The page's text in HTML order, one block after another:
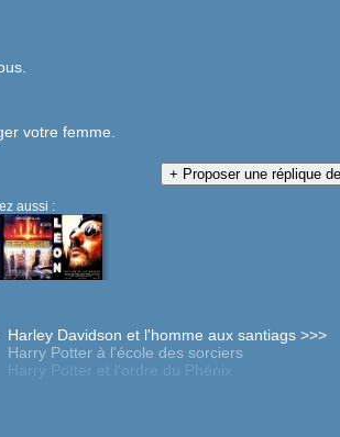
votre femme.
aussi :
Harley Davidson et l'homme aux santiags >>>
Harry Potter à l'école des sorciers
Harry Potter et l'ordre du Phénix